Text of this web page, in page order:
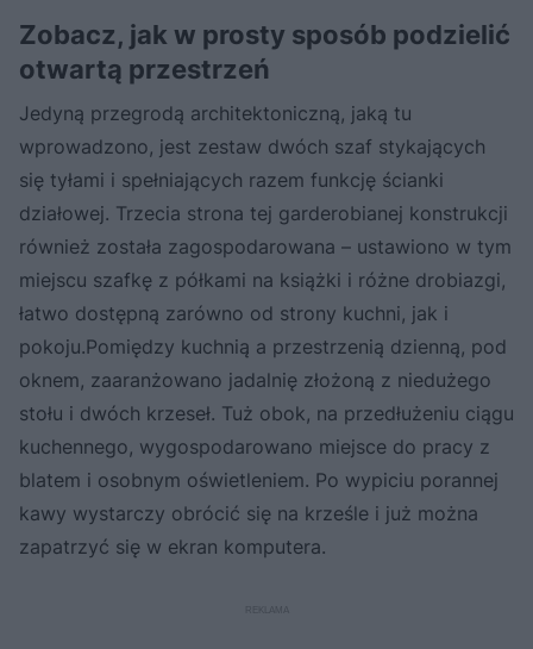
Zobacz, jak w prosty sposób podzielić
otwartą przestrzeń
Jedyną przegrodą architektoniczną, jaką tu
wprowadzono, jest zestaw dwóch szaf stykających
się tyłami i spełniających razem funkcję ścianki
działowej. Trzecia strona tej garderobianej konstrukcji
również została zagospodarowana – ustawiono w tym
miejscu szafkę z półkami na książki i różne drobiazgi,
łatwo dostępną zarówno od strony kuchni, jak i
pokoju.Pomiędzy kuchnią a przestrzenią dzienną, pod
oknem, zaaranżowano jadalnię złożoną z niedużego
stołu i dwóch krzeseł. Tuż obok, na przedłużeniu ciągu
kuchennego, wygospodarowano miejsce do pracy z
blatem i osobnym oświetleniem. Po wypiciu porannej
kawy wystarczy obrócić się na krześle i już można
zapatrzyć się w ekran komputera.